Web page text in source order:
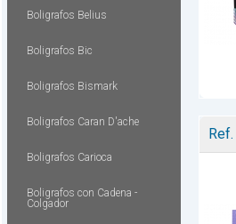
Boligrafos Belius
Boligrafos Bic
Boligrafos Bismark
Boligrafos Caran D'ache
Boligrafos Carioca
Boligrafos con Cadena -
Colgador
Ref.